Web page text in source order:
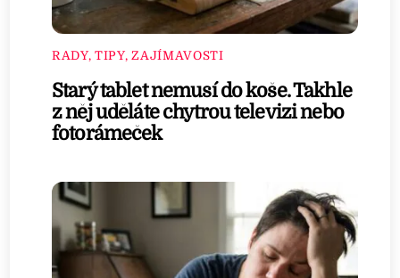
RADY, TIPY, ZAJÍMAVOSTI
Starý tablet nemusí do koše. Takhle
z něj uděláte chytrou televizi nebo
fotorámeček